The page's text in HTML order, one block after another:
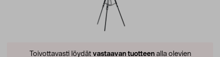
Toivottavasti löydät vastaavan tuotteenalla olevien